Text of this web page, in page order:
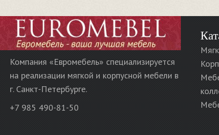
Компания «Евромебель» специализируется
на реализации мягкой и корпусной мебели в
г. Санкт-Петербурге.
+7 985 490-81-50